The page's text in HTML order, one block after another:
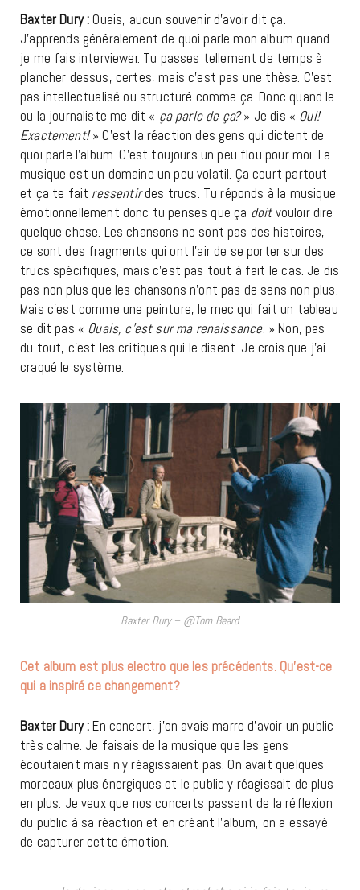
Baxter Dury : Ouais, aucun souvenir d’avoir dit ça.
J’apprends généralement de quoi parle mon album quand
je me fais interviewer. Tu passes tellement de temps à
plancher dessus, certes, mais c’est pas une thèse. C’est
pas intellectualisé ou structuré comme ça. Donc quand le
ou la journaliste me dit « ça parle de ça?» Je dis « Oui!
Exactement!» C’est la réaction des gens qui dictent de
quoi parle l’album. C’est toujours un peu flou pour moi. La
musique est un domaine un peu volatil. Ça court partout
et ça te fait ressentirdes trucs. Tu réponds à la musique
émotionnellement donc tu penses que ça doitvouloir dire
quelque chose. Les chansons ne sont pas des histoires,
ce sont des fragments qui ont l’air de se porter sur des
trucs spécifiques, mais c’est pas tout à fait le cas. Je dis
pas non plus que les chansons n’ont pas de sens non plus.
Mais c’est comme une peinture, le mec qui fait un tableau
se dit pas « Ouais, c’est sur ma renaissance. » Non, pas
du tout, c’est les critiques qui le disent. Je crois que j’ai
craqué le système.
Baxter Dury – @Tom Beard
Cet album est plus electro que les précédents. Qu’est-ce
qui a inspiré ce changement?
Baxter Dury : En concert, j’en avais marre d’avoir un public
très calme. Je faisais de la musique que les gens
écoutaient mais n’y réagissaient pas. On avait quelques
morceaux plus énergiques et le public y réagissait de plus
en plus. Je veux que nos concerts passent de la réflexion
du public à sa réaction et en créant l’album, on a essayé
de capturer cette émotion.